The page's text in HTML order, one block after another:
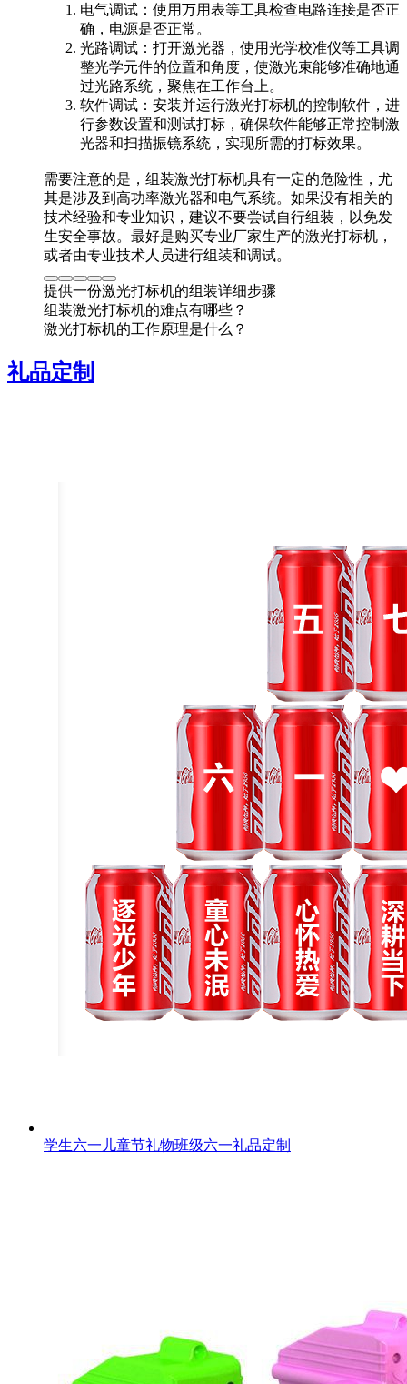
电气调试：使用万用表等工具检查电路连接是否正
确，电源是否正常。
光路调试：打开激光器，使用光学校准仪等工具调
整光学元件的位置和角度，使激光束能够准确地通
过光路系统，聚焦在工作台上。
软件调试：安装并运行激光打标机的控制软件，进
行参数设置和测试打标，确保软件能够正常控制激
光器和扫描振镜系统，实现所需的打标效果。
需要注意的是，组装激光打标机具有一定的危险性，尤
其是涉及到高功率激光器和电气系统。如果没有相关的
技术经验和专业知识，建议不要尝试自行组装，以免发
生安全事故。最好是购买专业厂家生产的激光打标机，
或者由专业技术人员进行组装和调试。
提供一份激光打标机的组装详细步骤
组装激光打标机的难点有哪些？
激光打标机的工作原理是什么？
礼品定制
学生六一儿童节礼物班级六一礼品定制